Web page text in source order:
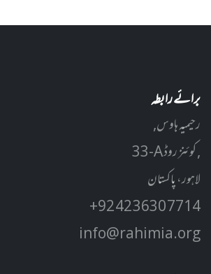
برائے رابطہ
رحیمیہ ہاوس,
33-A کوئنز روڈ ,
لاہور، پاکستان
+92 42 3630 7714
info@rahimia.org